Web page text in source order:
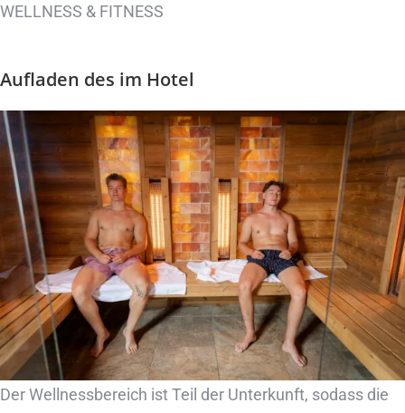
WELLNESS & FITNESS
Aufladen des im Hotel
Der Wellnessbereich ist Teil der Unterkunft, sodass die